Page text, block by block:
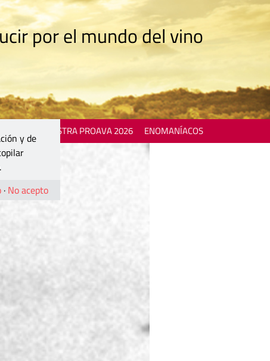
por el mundo del vino
MOSTRA PROAVA 2026 ENOMANÍACOS
y de
· No acepto